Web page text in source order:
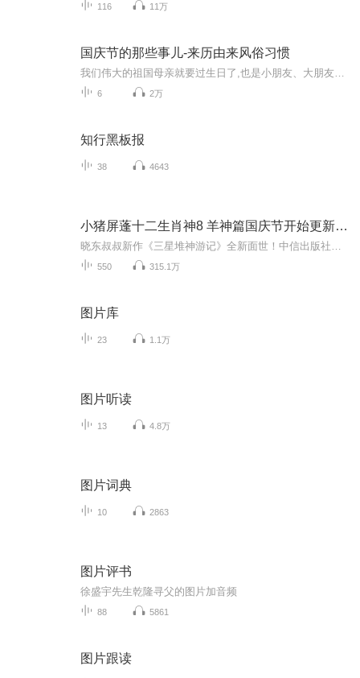
116 11万
国庆节的那些事儿-来历由来风俗习惯
6 2万
知行黑板报
38 4643
小猪屏蓬十二生肖神8 羊神篇国庆节开始更新啦！
550 315.1万
图片库
23 1.1万
图片听读
13 4.8万
图片词典
10 2863
图片评书
徐盛宇先生乾隆寻父的图片加音频
88 5861
图片跟读